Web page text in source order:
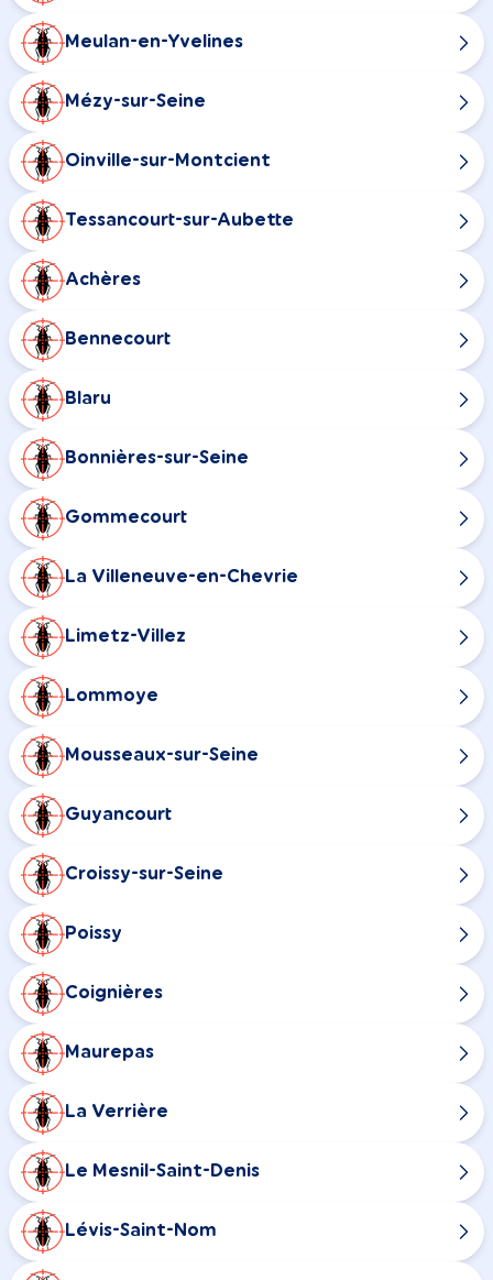
Meulan-en-Yvelines
Mézy-sur-Seine
Oinville-sur-Montcient
Tessancourt-sur-Aubette
Achères
Bennecourt
Blaru
Bonnières-sur-Seine
Gommecourt
La Villeneuve-en-Chevrie
Limetz-Villez
Lommoye
Mousseaux-sur-Seine
Guyancourt
Croissy-sur-Seine
Poissy
Coignières
Maurepas
La Verrière
Le Mesnil-Saint-Denis
Lévis-Saint-Nom